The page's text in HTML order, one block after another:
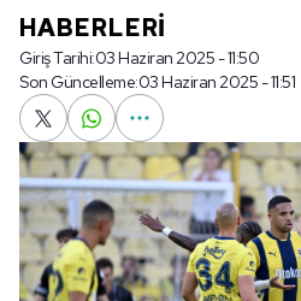
HABERLERİ
Giriş Tarihi:03 Haziran 2025 - 11:50
Son Güncelleme:03 Haziran 2025 - 11:51